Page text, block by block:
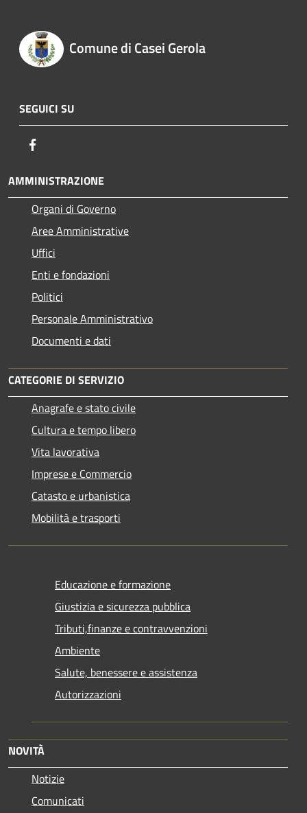
Comune di Casei Gerola
SEGUICI SU
AMMINISTRAZIONE
Organi di Governo
Aree Amministrative
Uffici
Enti e fondazioni
Politici
Personale Amministrativo
Documenti e dati
CATEGORIE DI SERVIZIO
Anagrafe e stato civile
Cultura e tempo libero
Vita lavorativa
Imprese e Commercio
Catasto e urbanistica
Mobilità e trasporti
Educazione e formazione
Giustizia e sicurezza pubblica
Tributi,finanze e contravvenzioni
Ambiente
Salute, benessere e assistenza
Autorizzazioni
NOVITÀ
Notizie
Comunicati